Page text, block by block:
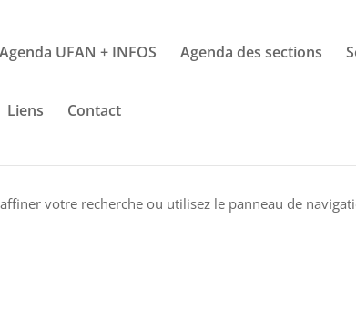
Agenda UFAN + INFOS Agenda des sections
Liens Contact
votre recherche ou utilisez le panneau de